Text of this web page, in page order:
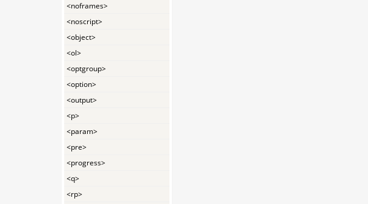
<noframes>
<noscript>
<object>
<ol>
<optgroup>
<option>
<output>
<p>
<param>
<pre>
<progress>
<q>
<rp>